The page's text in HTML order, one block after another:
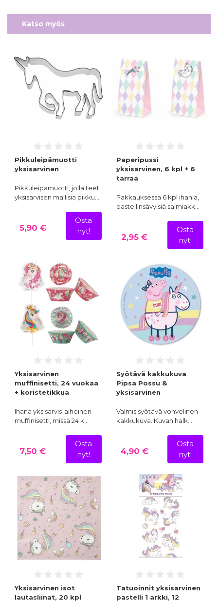
Katso myös
Pikkuleipämuotti
yksisarvinen
Pikkuleipämuotti, jolla teet
yksisarvisen mallisia pikku…
5,90 €
Osta
nyt!
Paperipussi
yksisarvinen, 6 kpl + 6
tarraa
Pakkauksessa 6 kpl ihania,
pastellinsävyisiä salmiakk…
2,95 €
Osta
nyt!
Yksisarvinen
muffinisetti, 24 vuokaa
+ koristetikkua
Ihana yksisarvis-aiheinen
muffinisetti, missä 24 k…
7,50 €
Osta
nyt!
Syötävä kakkukuva
Pipsa Possu &
yksisarvinen
Valmis syötävä vohvelinen
kakkukuva. Kuvan halk…
4,90 €
Osta
nyt!
Yksisarvinen isot
lautasliinat, 20 kpl
Tatuoinnit yksisarvinen
pastelli 1 arkki, 12